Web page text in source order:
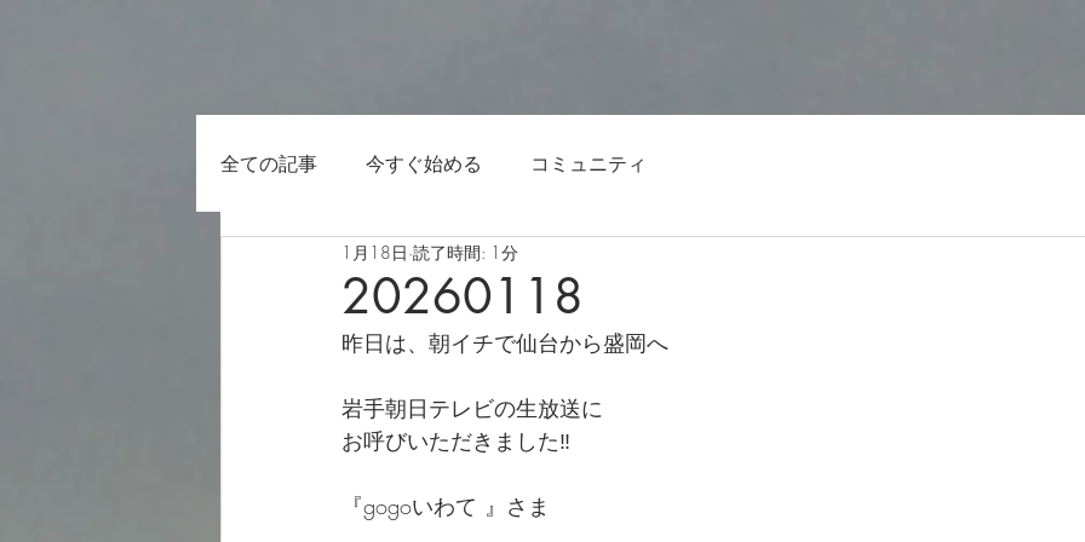
全ての記事 今すぐ始める コミュニティ
20260118
1月18日 読了時間: 1分
昨日は、朝イチで仙台から盛岡へ
岩手朝日テレビの生放送に
お呼びいただきました‼️
『gogoいわて 』さま